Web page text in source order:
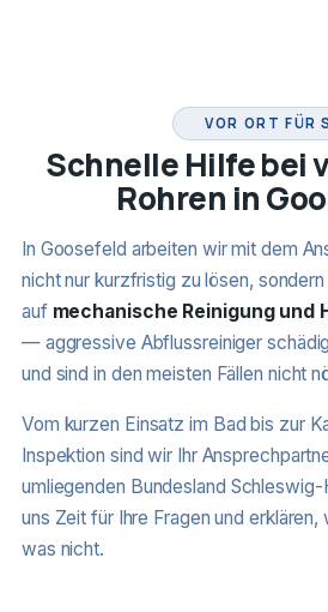
VOR ORT FÜR
Schnelle Hilfe bei
Rohren in
In Goosefeld arbeiten wir mit dem
nicht nur kurzfristig zu lösen,
auf mechanische Reinigung und
— aggressive Abflussreiniger
und sind in den meisten Fällen nicht
Vom kurzen Einsatz im Bad bis zur
Inspektion sind wir Ihr
umliegenden Bundesland Schleswig-
uns Zeit für Ihre Fragen und erklären,
was nicht.